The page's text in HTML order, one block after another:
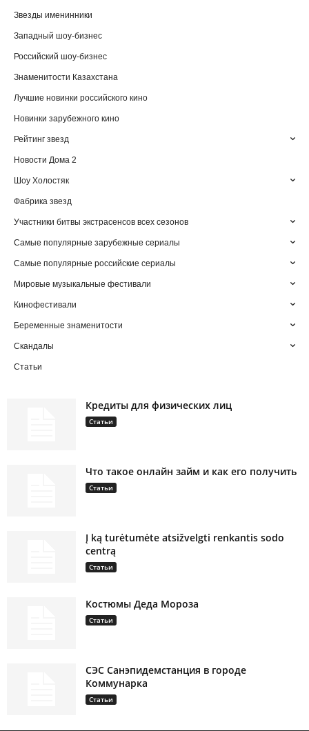
Звезды именинники
Западный шоу-бизнес
Российский шоу-бизнес
Знаменитости Казахстана
Лучшие новинки российского кино
Новинки зарубежного кино
Рейтинг звезд
Новости Дома 2
Шоу Холостяк
Фабрика звезд
Участники битвы экстрасенсов всех сезонов
Самые популярные зарубежные сериалы
Самые популярные российские сериалы
Мировые музыкальные фестивали
Кинофестивали
Беременные знаменитости
Скандалы
Статьи
Кредиты для физических лиц
Статьи
Что такое онлайн займ и как его получить
Статьи
Į ką turėtumėte atsižvelgti renkantis sodo
centrą
Статьи
Костюмы Деда Мороза
Статьи
СЭС Санэпидемстанция в городе
Коммунарка
Статьи